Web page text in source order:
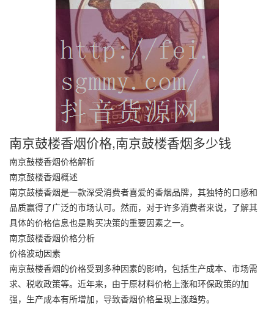
南京鼓楼香烟价格,南京鼓楼香烟多少钱
南京鼓楼香烟价格解析
南京鼓楼香烟概述
南京鼓楼香烟是一款深受消费者喜爱的香烟品牌，其独特的口感和
品质赢得了广泛的市场认可。然而，对于许多消费者来说，了解其
具体的价格信息也是购买决策的重要因素之一。
南京鼓楼香烟价格分析
价格波动因素
南京鼓楼香烟的价格受到多种因素的影响，包括生产成本、市场需
求、税收政策等。近年来，由于原材料价格上涨和环保政策的加
强，生产成本有所增加，导致香烟价格呈现上涨趋势。